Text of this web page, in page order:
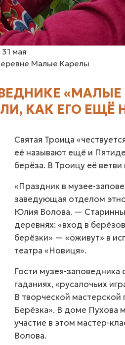
31 мая
Малые Карелы
КАК ЕГО ЕЩЁ
Святая Троица
её называют ещё и
берёза. В Троицу её
«Праздник в музее-
заведующая отделом
Юлия Волова. —
деревнях: «вход в
берёзки» — «оживут» в
театра «Новиця».
Гости музея-заповедника
гаданиях, «русалочьих
В творческой
Берёзка». В доме Пухова
участие в этом мастер-
Волова.